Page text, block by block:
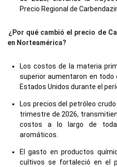
Precio Regional de
¿Por qué cambió el precio de
en Norteamérica?
Los costos de la materia
superior aumentaron en todo
Estados Unidos durante el
Los precios del petróleo
trimestre de 2026,
costos a lo largo de
aromáticos.
El gasto en productos
cultivos se fortaleció en el